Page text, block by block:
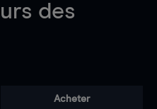
des
Acheter